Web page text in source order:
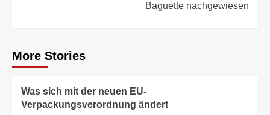
Baguette nachgewiesen
More Stories
Was sich mit der neuen EU-
Verpackungsverordnung ändert